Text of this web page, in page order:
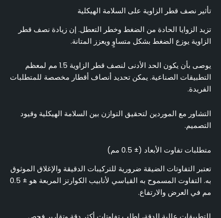
تأثير نصف قطر الزاوية على السلامة الهيكلية
تزيد الزوايا الحادة من الضغط وخطر التعطل. إن زيادة نصف قطر
الزاوية يوزع الضغط بشكل متساوٍ ويعزز المتانة.
يوصى بأن يكون الحد الأدنى لنصف قطر الزاوية 1.5 مم لمعظم
التطبيقات الصناعية. يمكن تحديد أنصاف أقطار مخصصة للمتطلبات
الفريدة.
التشاور مع الموردين لتحقيق التوازن بين السلامة الهيكلية وقيود
التصميم.
متطلبات تفاوت الأبعاد (± 0.5 مم)
تعتبر التفاوتات الضيقة ضرورية للتركيبات الدقيقة والإغلاق الموثوق
به. التفاوت المسموح به القياسي لأنابيب الكوارتز المربعة هو ± 0.5
مم في العرض والارتفاع.